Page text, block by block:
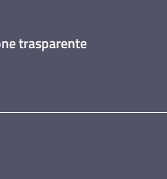
trasparente